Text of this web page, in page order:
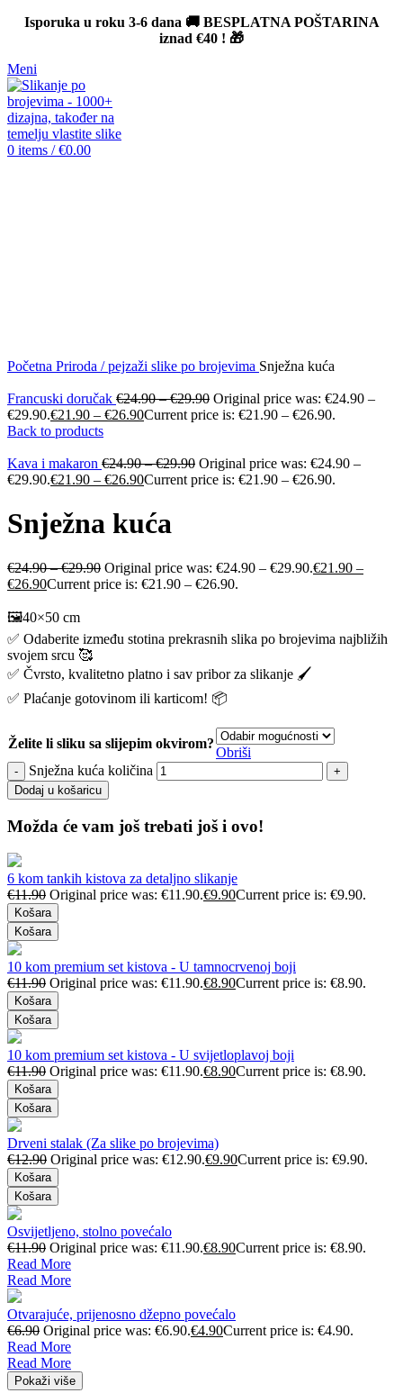
Isporuka u roku 3-6 dana 🚚 BESPLATNA POŠTARINA
iznad €40 ! 🎁
Meni
0 items / €0.00
Početna Priroda / pejzaži slike po brojevima Snježna kuća
Francuski doručak €24.90–€29.90 Original price was: €24.90 –
€29.90.€21.90 – €26.90Current price is: €21.90 – €26.90.
Back to products
Kava i makaron €24.90–€29.90 Original price was: €24.90 –
€29.90.€21.90 – €26.90Current price is: €21.90 – €26.90.
Snježna kuća
€24.90–€29.90 Original price was: €24.90 – €29.90.€21.90 –
€26.90Current price is: €21.90 – €26.90.
🖼️40×50 cm
✅ Odaberite između stotina prekrasnih slika po brojevima najbližih
svojem srcu 🥰
✅ Čvrsto, kvalitetno platno i sav pribor za slikanje 🖌️
✅ Plaćanje gotovinom ili karticom! 📦
Želite li sliku sa slijepim okvirom?
Obriši
Snježna kuća količina
Dodaj u košaricu
Možda će vam još trebati još i ovo!
6 kom tankih kistova za detaljno slikanje
€11.90 Original price was: €11.90.€9.90Current price is: €9.90.
Košara
Košara
10 kom premium set kistova - U tamnocrvenoj boji
€11.90 Original price was: €11.90.€8.90Current price is: €8.90.
Košara
Košara
10 kom premium set kistova - U svijetloplavoj boji
€11.90 Original price was: €11.90.€8.90Current price is: €8.90.
Košara
Košara
Drveni stalak (Za slike po brojevima)
€12.90 Original price was: €12.90.€9.90Current price is: €9.90.
Košara
Košara
Osvijetljeno, stolno povećalo
€11.90 Original price was: €11.90.€8.90Current price is: €8.90.
Read More
Read More
Otvarajuće, prijenosno džepno povećalo
€6.90 Original price was: €6.90.€4.90Current price is: €4.90.
Read More
Read More
Pokaži više